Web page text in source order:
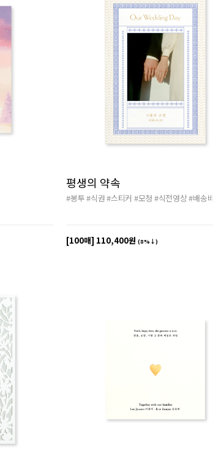
평생의 약속
#봉투#식권#스티커 #모청 #식전영상#배송비
[100매] 110,400원 (8%↓)